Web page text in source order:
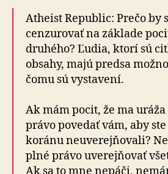
Atheist Republic: Prečo by
cenzurovať na základe
druhého? Ľudia, ktorí sú
obsahy, majú predsa
čomu sú vystavení.
Ak mám pocit, že ma
právo povedať vám, aby
koránu ne­u­ve­rej­ňo­va­li?
plné právo uverejňovať